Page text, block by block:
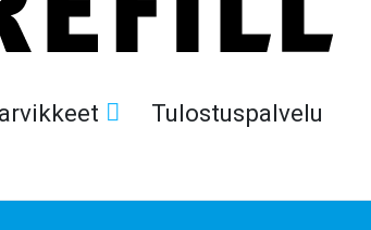
Tulostuspalvelu